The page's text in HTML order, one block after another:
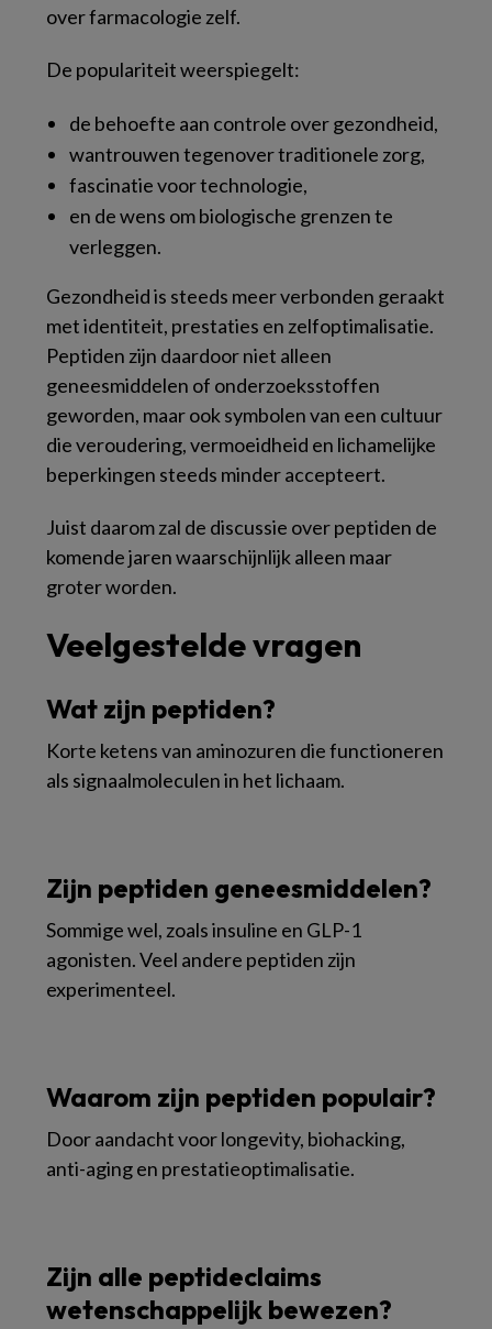
over farmacologie zelf.
De populariteit weerspiegelt:
de behoefte aan controle over gezondheid,
wantrouwen tegenover traditionele zorg,
fascinatie voor technologie,
en de wens om biologische grenzen te
verleggen.
Gezondheid is steeds meer verbonden geraakt
met identiteit, prestaties en zelfoptimalisatie.
Peptiden zijn daardoor niet alleen
geneesmiddelen of onderzoeksstoffen
geworden, maar ook symbolen van een cultuur
die veroudering, vermoeidheid en lichamelijke
beperkingen steeds minder accepteert.
Juist daarom zal de discussie over peptiden de
komende jaren waarschijnlijk alleen maar
groter worden.
Veelgestelde vragen
Wat zijn peptiden?
Korte ketens van aminozuren die functioneren
als signaalmoleculen in het lichaam.
Zijn peptiden geneesmiddelen?
Sommige wel, zoals insuline en GLP-1
agonisten. Veel andere peptiden zijn
experimenteel.
Waarom zijn peptiden populair?
Door aandacht voor longevity, biohacking,
anti-aging en prestatieoptimalisatie.
Zijn alle peptideclaims
wetenschappelijk bewezen?